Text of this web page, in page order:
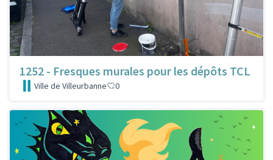
1252 - Fresques murales pour les dépôts TCL
Ville de Villeurbanne 0